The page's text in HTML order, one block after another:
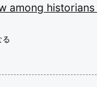
among historians
る